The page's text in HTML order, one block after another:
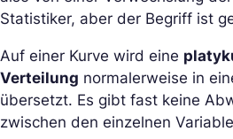
Statistiker, aber der Begriff ist
Auf einer Kurve wird eine
Verteilung normalerweise in
übersetzt. Es gibt fast keine
zwischen den einzelnen